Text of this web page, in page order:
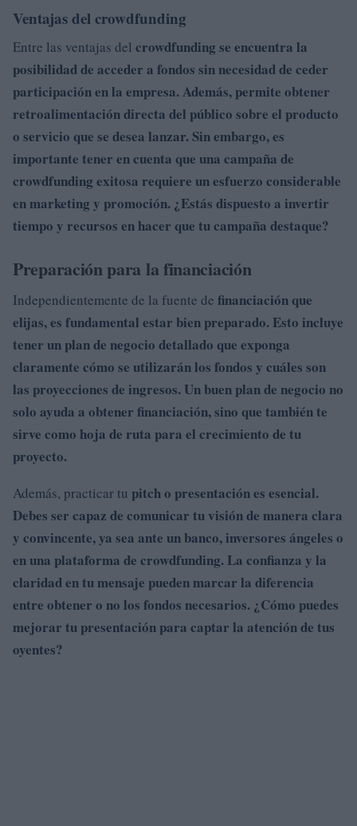
Ventajas del crowdfunding
Entre las ventajas del crowdfunding se encuentra la
posibilidad de acceder a fondos sin necesidad de ceder
participación en la empresa. Además, permite obtener
retroalimentación directa del público sobre el producto
o servicio que se desea lanzar. Sin embargo, es
importante tener en cuenta que una campaña de
crowdfunding exitosa requiere un esfuerzo considerable
en marketing y promoción. ¿Estás dispuesto a invertir
tiempo y recursos en hacer que tu campaña destaque?
Preparación para la financiación
Independientemente de la fuente de financiación que
elijas, es fundamental estar bien preparado. Esto incluye
tener un plan de negocio detallado que exponga
claramente cómo se utilizarán los fondos y cuáles son
las proyecciones de ingresos. Un buen plan de negocio no
solo ayuda a obtener financiación, sino que también te
sirve como hoja de ruta para el crecimiento de tu
proyecto.
Además, practicar tu pitch o presentación es esencial.
Debes ser capaz de comunicar tu visión de manera clara
y convincente, ya sea ante un banco, inversores ángeles o
en una plataforma de crowdfunding. La confianza y la
claridad en tu mensaje pueden marcar la diferencia
entre obtener o no los fondos necesarios. ¿Cómo puedes
mejorar tu presentación para captar la atención de tus
oyentes?